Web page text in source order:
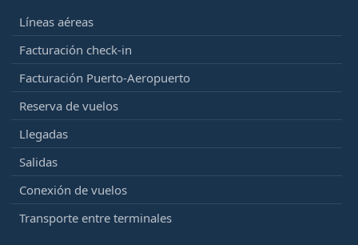
Líneas aéreas
Facturación check-in
Facturación Puerto-Aeropuerto
Reserva de vuelos
Llegadas
Salidas
Conexión de vuelos
Transporte entre terminales